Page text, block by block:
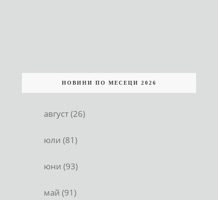
НОВИНИ ПО МЕСЕЦИ 2026
август (26)
юли (81)
юни (93)
май (91)